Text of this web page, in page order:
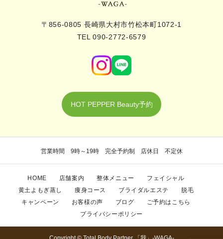
〒856-0805 長崎県大村市竹松本町1072-1
TEL 090-2772-6579
HOT PEPPER Beauty予約
営業時間 9時～19時 完全予約制 店休日 不定休
HOME 店舗案内 整体メニュー
フェイシャル
黄土よもぎ蒸し
痩身コース ブライダルエステ
脱毛
キャンペーン
お客様の声 ブログ
ご予約はこちら
プライバシーポリシー